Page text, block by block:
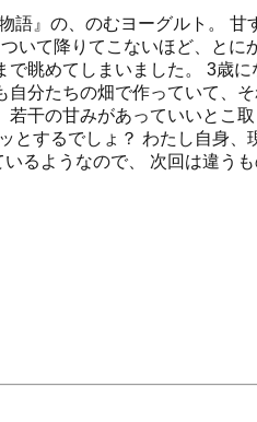
』の、のむヨーグルト。 甘
いて降りてこないほど、とに
眺めてしまいました。 3歳に
分たちの畑で作っていて、
干の甘みがあっていいとこ
とするでしょ？ わたし自身
るようなので、 次回は違う